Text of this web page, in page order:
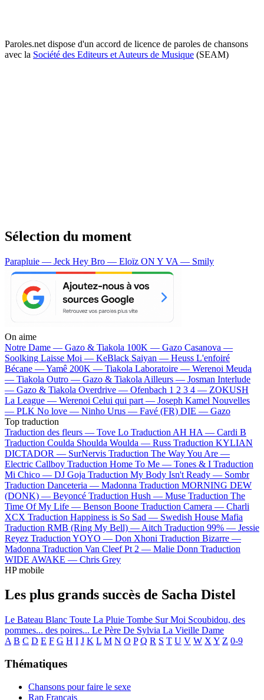
Paroles.net dispose d'un accord de licence de paroles de chansons
avec la Société des Editeurs et Auteurs de Musique (SEAM)
Sélection du moment
Parapluie — Jeck Hey Bro — Eloïz ON Y VA — Smily
On aime
Notre Dame — Gazo & Tiakola 100K — Gazo Casanova —
Soolking Laisse Moi — KeBlack Saiyan — Heuss L'enfoiré
Bécane —Yamê 200K — Tiakola Laboratoire — Werenoi Meuda
— Tiakola Outro — Gazo & Tiakola Ailleurs — Josman Interlude
— Gazo & Tiakola Overdrive — Ofenbach 1 2 3 4 — ZOKUSH
La League — Werenoi Celui qui part — Joseph Kamel Nouvelles
— PLK No love — Ninho Urus — Favé (FR) DIE — Gazo
Top traduction
Traduction des fleurs — Tove Lo Traduction AH HA — Cardi B
Traduction Coulda Shoulda Woulda — Russ Traduction KYLIAN
DICTADOR — SurNervis Traduction The Way You Are —
Electric Callboy Traduction Home To Me — Tones & I Traduction
Mi Chico — DJ Goja Traduction My Body Isn't Ready — Sombr
Traduction Danceteria — Madonna Traduction MORNING DEW
(DONK) — Beyoncé Traduction Hush — Muse Traduction The
Time Of My Life — Benson Boone Traduction Camera — Charli
XCX Traduction Happiness is So Sad — Swedish House Mafia
Traduction RMB (Ring My Bell) — Aitch Traduction 99% — Jessie
Reyez Traduction YOYO — Don Xhoni Traduction Bizarre —
Madonna Traduction Van Cleef Pt 2 — Malie Donn Traduction
WIDE AWAKE — Chris Grey
HP mobile
Les plus grands succès de Sacha Distel
Le Bateau Blanc Toute La Pluie Tombe Sur Moi Scoubidou, des
pommes... des poires... Le Père De Sylvia La Vieille Dame
A B C D E F G H I J K L M N O P Q R S T U V W X Y Z 0-9
Thématiques
Chansons pour faire le sexe
Rap Français